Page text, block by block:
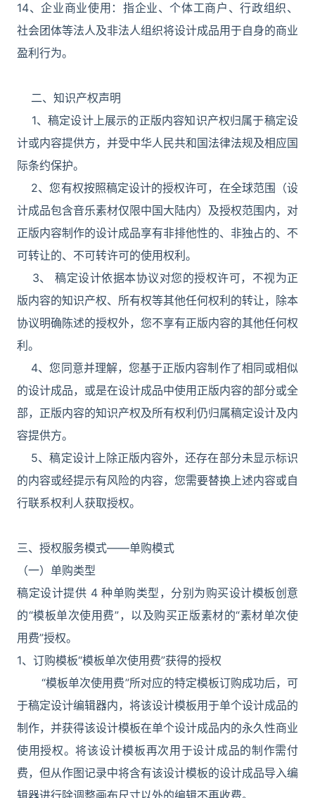
14、企业商业使用：指企业、个体工商户、行政组织、
社会团体等法人及非法人组织将设计成品用于自身的商业
盈利行为。
二、知识产权声明
1、稿定设计上展示的正版内容知识产权归属于稿定设
计或内容提供方，并受中华人民共和国法律法规及相应国
际条约保护。
2、您有权按照稿定设计的授权许可，在全球范围（设
计成品包含音乐素材仅限中国大陆内）及授权范围内，对
正版内容制作的设计成品享有非排他性的、非独占的、不
可转让的、不可转许可的使用权利。
3、 稿定设计依据本协议对您的授权许可，不视为正
版内容的知识产权、所有权等其他任何权利的转让，除本
协议明确陈述的授权外，您不享有正版内容的其他任何权
利。
4、您同意并理解，您基于正版内容制作了相同或相似
的设计成品，或是在设计成品中使用正版内容的部分或全
部，正版内容的知识产权及所有权利仍归属稿定设计及内
容提供方。
5、稿定设计上除正版内容外，还存在部分未显示标识
的内容或经提示有风险的内容，您需要替换上述内容或自
行联系权利人获取授权。
三、授权服务模式——单购模式
（一）单购类型
稿定设计提供 4 种单购类型，分别为购买设计模板创意
的“模板单次使用费”，以及购买正版素材的“素材单次使
用费”授权。
1、订购模板“模板单次使用费”获得的授权
“模板单次使用费”所对应的特定模板订购成功后，可
于稿定设计编辑器内，将该设计模板用于单个设计成品的
制作，并获得该设计模板在单个设计成品内的永久性商业
使用授权。将该设计模板再次用于设计成品的制作需付
费，但从作图记录中将含有该设计模板的设计成品导入编
辑器进行除调整画布尺寸以外的编辑不再收费。